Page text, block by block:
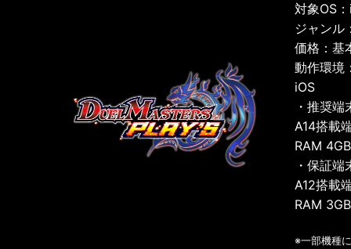
対象OS
ジャンル
価格：基
動作環境
iOS
・推奨端
A14搭載
RAM
・保証端
A12搭載
RAM
※一部機種